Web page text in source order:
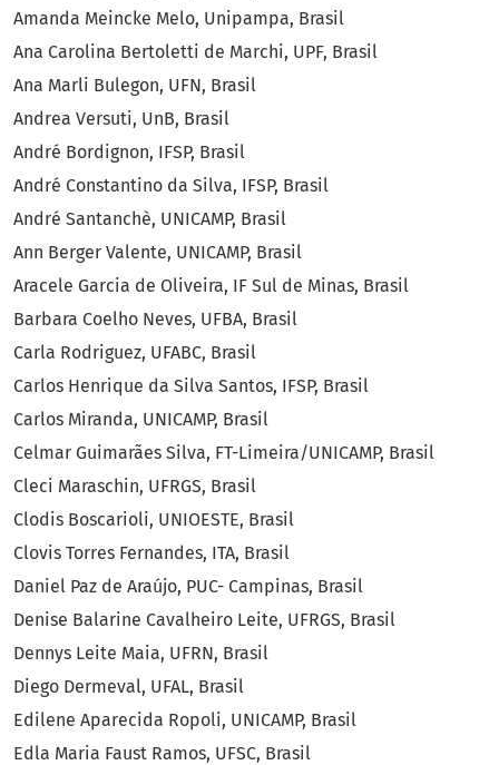
Amanda Meincke Melo, Unipampa, Brasil
Ana Carolina Bertoletti de Marchi, UPF, Brasil
Ana Marli Bulegon, UFN, Brasil
Andrea Versuti, UnB, Brasil
André Bordignon, IFSP, Brasil
André Constantino da Silva, IFSP, Brasil
André Santanchè, UNICAMP, Brasil
Ann Berger Valente, UNICAMP, Brasil
Aracele Garcia de Oliveira, IF Sul de Minas, Brasil
Barbara Coelho Neves, UFBA, Brasil
Carla Rodriguez, UFABC, Brasil
Carlos Henrique da Silva Santos, IFSP, Brasil
Carlos Miranda, UNICAMP, Brasil
Celmar Guimarães Silva, FT-Limeira/UNICAMP, Brasil
Cleci Maraschin, UFRGS, Brasil
Clodis Boscarioli, UNIOESTE, Brasil
Clovis Torres Fernandes, ITA, Brasil
Daniel Paz de Araújo, PUC- Campinas, Brasil
Denise Balarine Cavalheiro Leite, UFRGS, Brasil
Dennys Leite Maia, UFRN, Brasil
Diego Dermeval, UFAL, Brasil
Edilene Aparecida Ropoli, UNICAMP, Brasil
Edla Maria Faust Ramos, UFSC, Brasil